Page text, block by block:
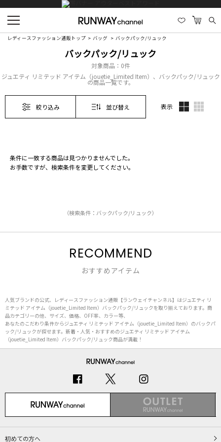
レディースファッション通販トップ バッグ バックパック/リュック
バックパック/リュック
対象商品： 0件
ジュエティ リミテッド アイテム（jouetie_Limited Item）、バックパック/リュック
の商品一覧です。
絞り込み 並び替え 表示
条件に一致する商品は見つかりませんでした。
お手数ですが、検索条件を変更してください。
（検索条件：バックパック/リュック）
RECOMMEND
おすすめアイテム
人気ブランドの公式、レディースファッション通販【ランウェイチャンネル】はジュエティ リ
ミテッド アイテム（jouetie_Limited Item）バックパック/リュックを取り揃えております。商
品カテゴリーの他、サイズ、価格、OFF率、カラー等、
あなたのこだわり条件からジュエティ リミテッド アイテム（jouetie_Limited Item）のバックパ
ック/リュックが探せます。新着・人気・おすすめのジュエティ リミテッド アイテム
（jouetie_Limited Item）バックパック/リュック商品が満載！
初めての方へ